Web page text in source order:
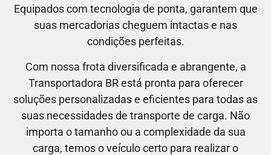
Equipados com tecnologia de ponta, garantem que
suas mercadorias cheguem intactas e nas
condições perfeitas.
Com nossa frota diversificada e abrangente, a
Transportadora BR está pronta para oferecer
soluções personalizadas e eficientes para todas as
suas necessidades de transporte de carga. Não
importa o tamanho ou a complexidade da sua
carga, temos o veículo certo para realizar o